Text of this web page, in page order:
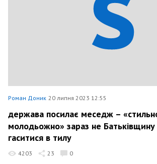
Роман Доник 20 липня 2023 12:55
держава посилає меседж –
молодьожно» зараз не
гаситися в тилу
4203 23 0